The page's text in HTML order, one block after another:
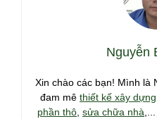
Nguyễn
Xin chào các bạn! Mình là
đam mê thiết kế xây dựng
phần thô sửa chữa nhà